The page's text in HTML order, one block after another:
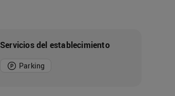
Servicios del establecimiento
Parking